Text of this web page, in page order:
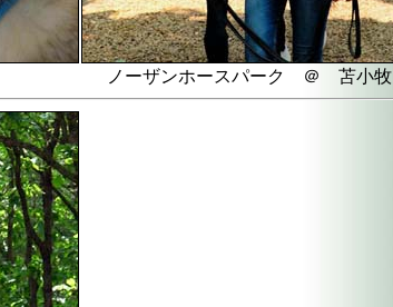
ノーザンホースパーク ＠ 苫小牧